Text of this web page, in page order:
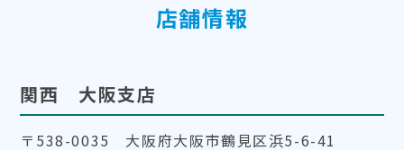
店舗情報
関西 大阪支店
〒538-0035 大阪府大阪市鶴見区浜5-6-41